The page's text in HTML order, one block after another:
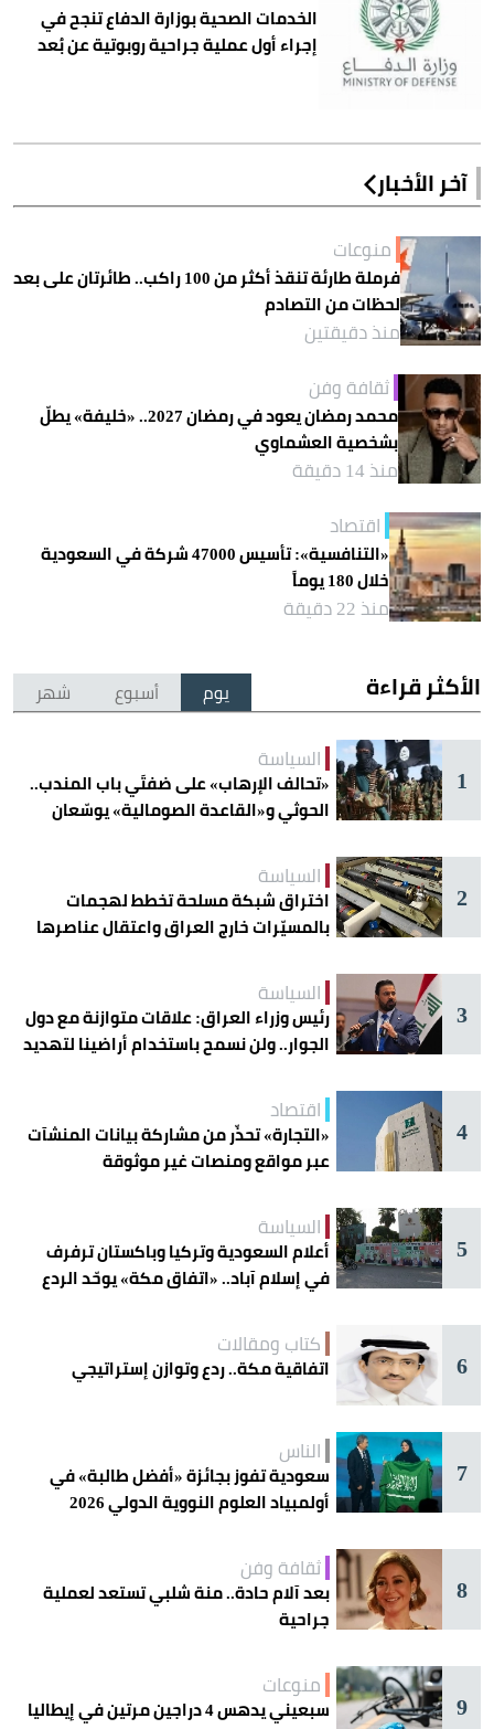
الخدمات الصحية بوزارة الدفاع تنجح في
إجراء أول عملية جراحية روبوتية عن بُعد
آخر الأخبار
منوعات
فرملة طارئة تنقذ أكثر من 100 راكب.. طائرتان على بعد
لحظات من التصادم
منذ دقيقتين
ثقافة وفن
محمد رمضان يعود في رمضان 2027.. «خليفة» يطلّ
بشخصية العشماوي
منذ 14 دقيقة
اقتصاد
«التنافسية»: تأسيس 47000 شركة في السعودية
خلال 180 يوماً
منذ 22 دقيقة
الأكثر قراءة يوم أسبوع شهر
1
السياسة
«تحالف الإرهاب» على ضفتَي باب المندب..
الحوثي و«القاعدة الصومالية» يوسّعان
2
السياسة
اختراق شبكة مسلحة تخطط لهجمات
بالمسيّرات خارج العراق واعتقال عناصرها
3
السياسة
رئيس وزراء العراق: علاقات متوازنة مع دول
الجوار.. ولن نسمح باستخدام أراضينا لتهديد
4
اقتصاد
«التجارة» تحذّر من مشاركة بيانات المنشآت
عبر مواقع ومنصات غير موثوقة
5
السياسة
أعلام السعودية وتركيا وباكستان ترفرف
في إسلام آباد.. «اتفاق مكة» يوحّد الردع
6
كتاب ومقالات
اتفاقية مكة.. ردع وتوازن إستراتيجي
7
الناس
سعودية تفوز بجائزة «أفضل طالبة» في
أولمبياد العلوم النووية الدولي 2026
8
ثقافة وفن
بعد آلام حادة.. منة شلبي تستعد لعملية
جراحية
9
منوعات
سبعيني يدهس 4 دراجين مرتين في إيطاليا